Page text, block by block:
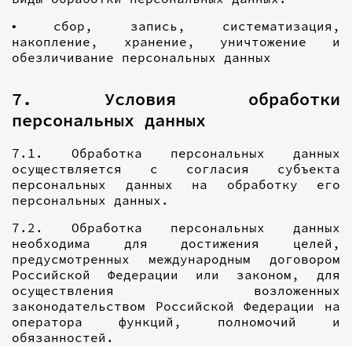
• сбор, запись, систематизация,
накопление, хранение, уничтожение и
обезличивание персональных данных
7. Условия обработки
персональных данных
7.1. Обработка персональных данных
осуществляется с согласия субъекта
персональных данных на обработку его
персональных данных.
7.2. Обработка персональных данных
необходима для достижения целей,
предусмотренных международным договором
Российской Федерации или законом, для
осуществления возложенных
законодательством Российской Федерации на
оператора функций, полномочий и
обязанностей.